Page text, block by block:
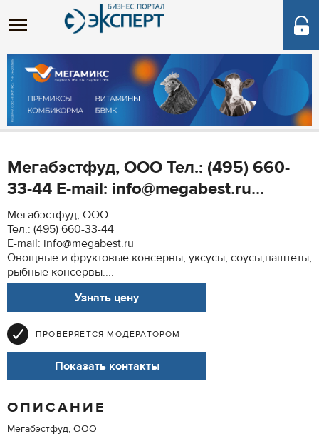
Мегабэстфуд, ООО Тел.: (495) 660-
33-44 E-mail: info@megabest.ru...
Мегабэстфуд, ООО
Тел.: (495) 660-33-44
E-mail: info@megabest.ru
Овощные и фруктовые консервы, уксусы, соусы,паштеты,
рыбные консервы....
Узнать цену
ПРОВЕРЯЕТСЯ МОДЕРАТОРОМ
Показать контакты
ОПИСАНИЕ
Мегабэстфуд, ООО